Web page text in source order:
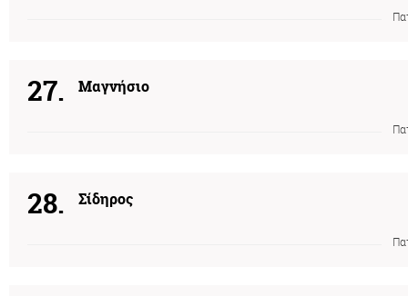
27. Μαγνήσιο
28. Σίδηρος